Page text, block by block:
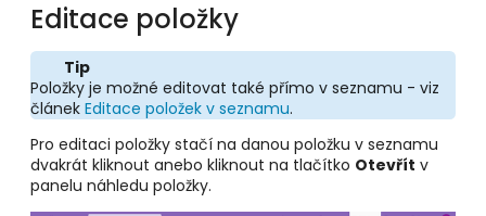
Editace položky
Tip
Položky je možné editovat také přímo v seznamu - viz
článek Editace položek v seznamu.
Pro editaci položky stačí na danou položku v seznamu
dvakrát kliknout anebo kliknout na tlačítko Otevřít v
panelu náhledu položky.